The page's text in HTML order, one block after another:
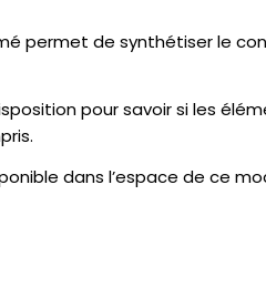
permet de synthétiser le
pour savoir si les
dans l’espace de ce